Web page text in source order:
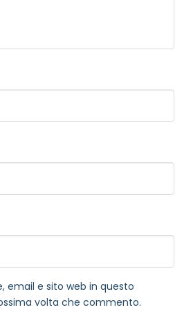
email e sito web in questo
volta che commento.